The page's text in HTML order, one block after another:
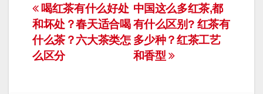
文
章
导
中国这么多红茶,都
有什么区别? 红茶有
多少种？红茶工艺
和香型
喝红茶有什么好处
和坏处？春天适合喝
什么茶？六大茶类怎
么区分